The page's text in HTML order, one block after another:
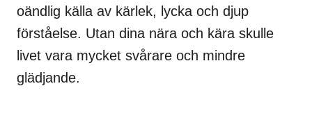
oändlig källa av kärlek, lycka och djup
förståelse. Utan dina nära och kära skulle
livet vara mycket svårare och mindre
glädjande.